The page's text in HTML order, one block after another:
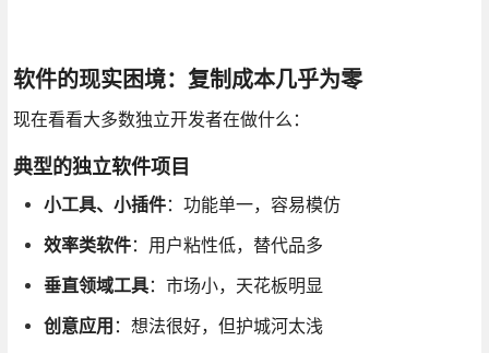
软件的现实困境：复制成本几乎为零
现在看看大多数独立开发者在做什么：
典型的独立软件项目
小工具、小插件：功能单一，容易模仿
效率类软件：用户粘性低，替代品多
垂直领域工具：市场小，天花板明显
创意应用 ：想法很好，但护城河太浅